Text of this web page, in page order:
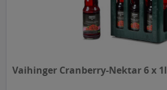
Vaihinger Cranberry-Nektar 6 x 1l